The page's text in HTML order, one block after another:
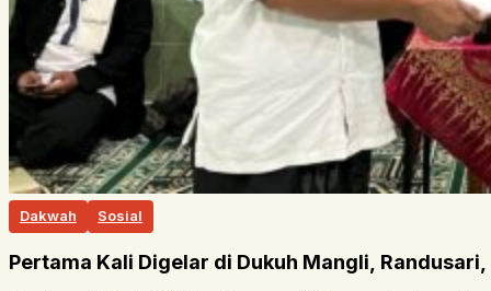
Dakwah Sosial
Pertama Kali Digelar di Dukuh Mangli,